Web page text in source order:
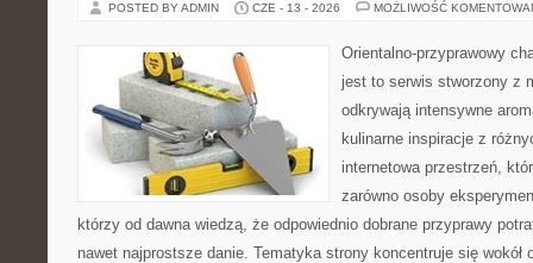
POSTED BY ADMIN CZE - 13 - 2026 MOŻLIWOŚĆ
Orientalno-przyprawowy
jest to serwis stworzony z
odkrywają intensywne
kulinarne inspiracje z
internetowa przestrzeń,
zarówno osoby
którzy od dawna wiedzą, że odpowiednio dobrane przyprawy
nawet najprostsze danie. Tematyka strony koncentruje się wokół